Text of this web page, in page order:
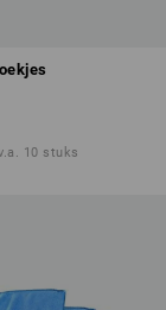
10 stuks